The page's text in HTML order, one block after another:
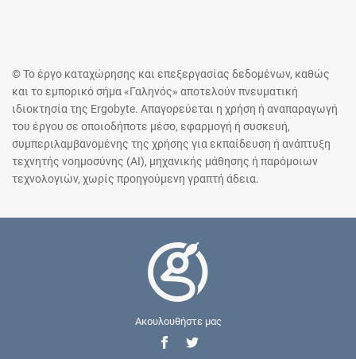
© Το έργο καταχώρησης και επεξεργασίας δεδομένων, καθώς
και το εμπορικό σήμα «Γαληνός» αποτελούν πνευματική
ιδιοκτησία της Ergobyte. Απαγορεύεται η χρήση ή αναπαραγωγή
του έργου σε οποιοδήποτε μέσο, εφαρμογή ή συσκευή,
συμπεριλαμβανομένης της χρήσης για εκπαίδευση ή ανάπτυξη
τεχνητής νοημοσύνης (AI), μηχανικής μάθησης ή παρόμοιων
τεχνολογιών, χωρίς προηγούμενη γραπτή άδεια.
Ακουλουθήστε μας